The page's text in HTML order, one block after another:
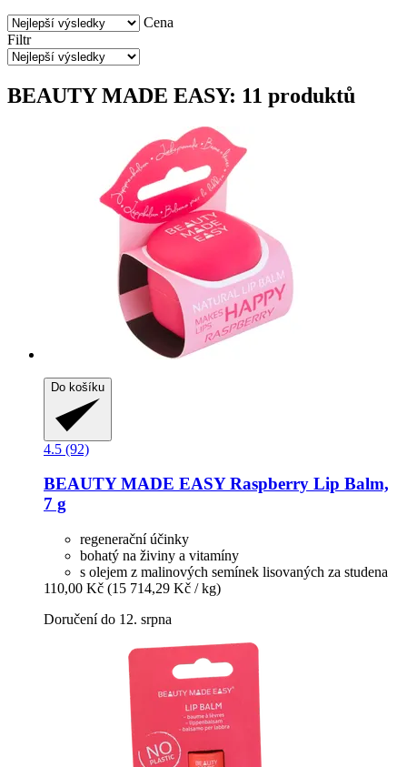
Cena
Filtr
BEAUTY MADE EASY: 11 produktů
Do košíku
4.5 (92)
BEAUTY MADE EASYRaspberry Lip Balm,
7 g
regenerační účinky
bohatý na živiny a vitamíny
s olejem z malinových semínek lisovaných za studena
110,00 Kč (15 714,29 Kč / kg)
Doručení do 12. srpna